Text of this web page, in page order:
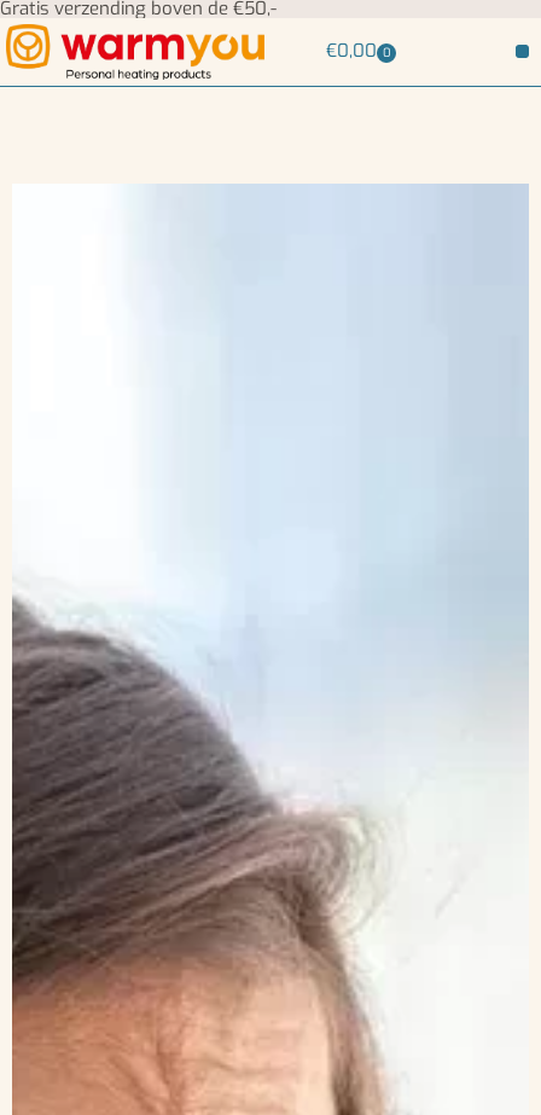
Gratis verzending boven de €50,-
€0,00 0